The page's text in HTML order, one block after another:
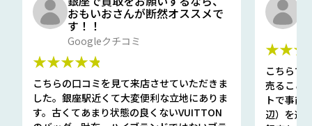
おもいおさんが断然オススメで
す！！
Googleクチコミ
★★★★★
こちらの口コミを見て来店させていただきま
した。銀座駅近くて大変便利な立地にありま
す。古くてあまり状態の良くないVUITTON
こちらで
売ること
トで事前
辺）を選